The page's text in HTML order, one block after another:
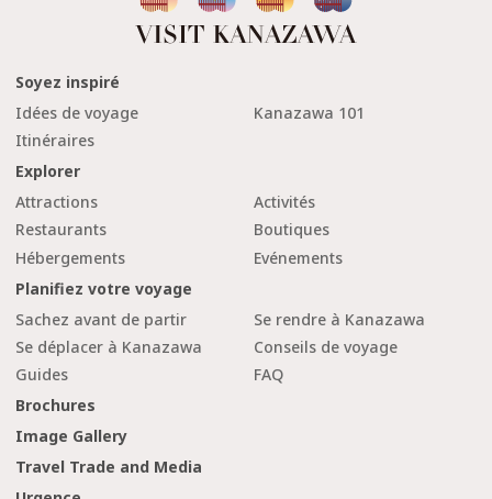
Soyez inspiré
Idées de voyage
Kanazawa 101
Itinéraires
Explorer
Attractions
Activités
Restaurants
Boutiques
Hébergements
Evénements
Planifiez votre voyage
Sachez avant de partir
Se rendre à Kanazawa
Se déplacer à Kanazawa
Conseils de voyage
Guides
FAQ
Brochures
Image Gallery
Travel Trade and Media